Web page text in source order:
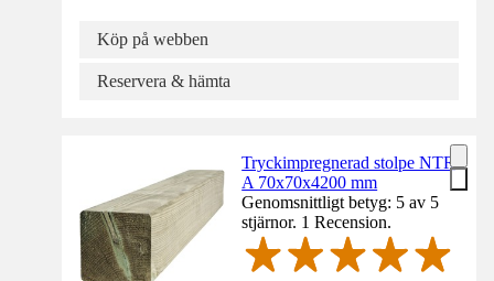
Köp på webben
Reservera & hämta
Tryckimpregnerad stolpe NTR
A 70x70x4200 mm
Genomsnittligt betyg: 5 av 5
stjärnor. 1 Recension.